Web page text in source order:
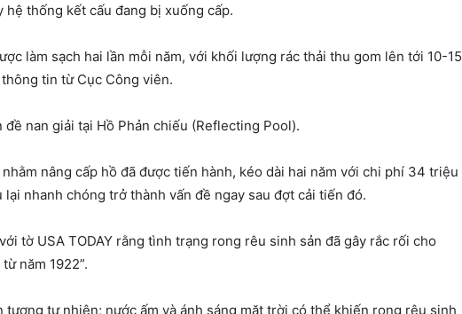
hệ thống kết cấu đang bị xuống cấp.
làm sạch hai lần mỗi năm, với khối lượng rác thải thu gom lên tới 10-15
tin từ Cục Công viên.
đề nan giải tại Hồ Phản chiếu (Reflecting Pool).
nâng cấp hồ đã được tiến hành, kéo dài hai năm với chi phí 34 triệu
lại nhanh chóng trở thành vấn đề ngay sau đợt cải tiến đó.
tờ USA TODAY rằng tình trạng rong rêu sinh sản đã gây rắc rối cho
năm 1922”.
tượng tự nhiên; nước ấm và ánh sáng mặt trời có thể khiến rong rêu sinh